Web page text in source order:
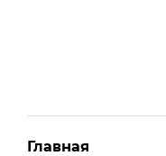
Главная